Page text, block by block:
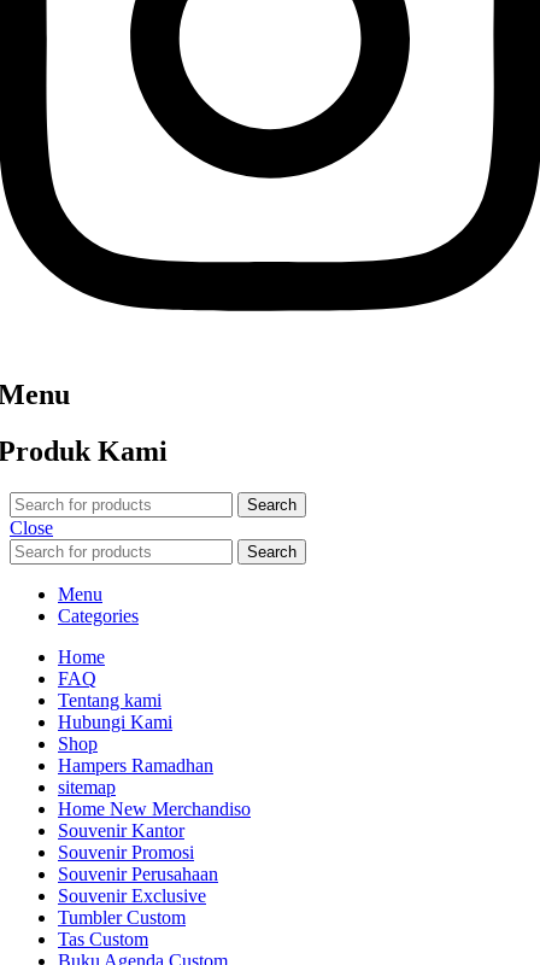
Kami
Search
Close
Search
Menu
Categories
Home
FAQ
Tentang kami
Hubungi Kami
Shop
Hampers Ramadhan
sitemap
Home New Merchandiso
Souvenir Kantor
Souvenir Promosi
Souvenir Perusahaan
Souvenir Exclusive
Tumbler Custom
Tas Custom
Buku Agenda Custom